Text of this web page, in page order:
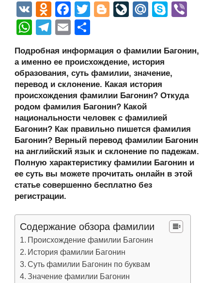
V
K
O
d
n
o
kl
a
ss
ni
ki
F
a
c
e
b
o
o
k
T
er
Bl
g
er
Li
J
o
ur
n
al
M
u
S
e
W
at
s
A
p
p
T
e
gr
a
m
E
ail р
а
в
и
ть
Подробная информация о фамилии Багонин,
а именно ее происхождение, история
образования, суть фамилии, значение,
перевод и склонение. Какая история
происхождения фамилии Багонин? Откуда
родом фамилия Багонин? Какой
национальности человек с фамилией
Багонин? Как правильно пишется фамилия
Багонин? Верный перевод фамилии Багонин
на английский язык и склонение по падежам.
Полную характеристику фамилии Багонин и
ее суть вы можете прочитать онлайн в этой
статье совершенно бесплатно без
регистрации.
Содержание обзора фамилии
Происхождение фамилии Багонин
История фамилии Багонин
Суть фамилии Багонин по буквам
Значение фамилии Багонин